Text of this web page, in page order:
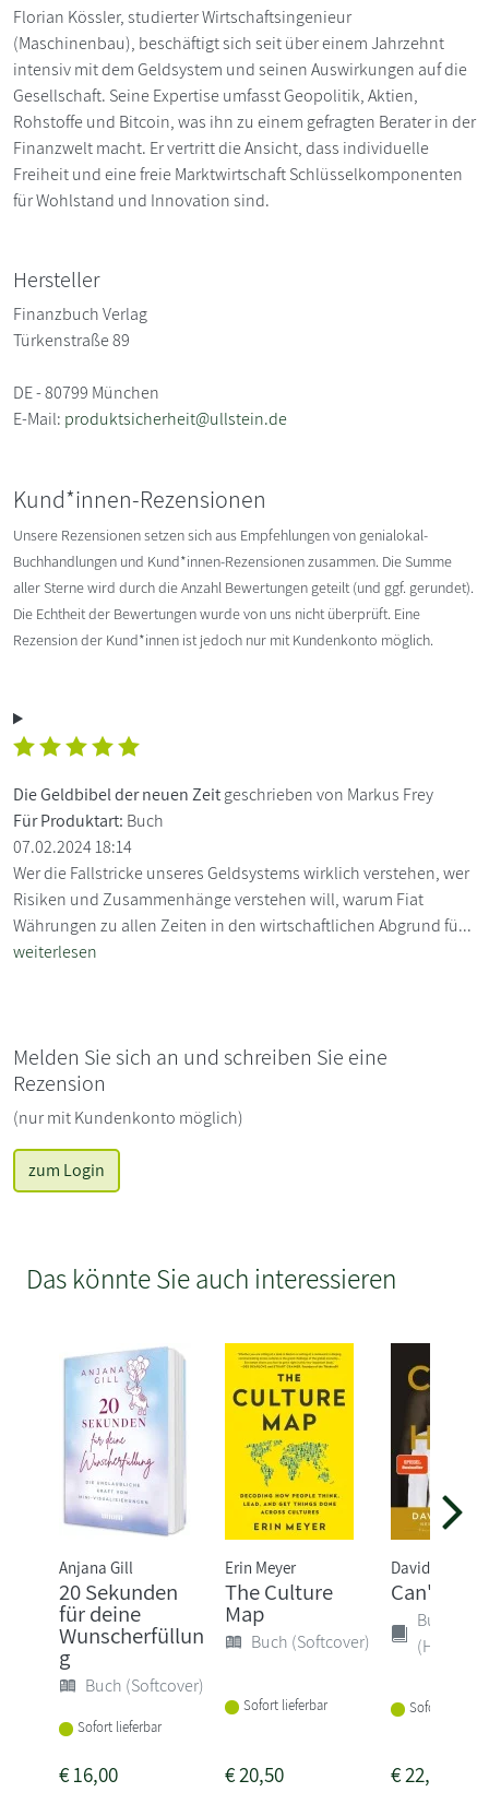
Florian Kössler, studierter Wirtschaftsingenieur
(Maschinenbau), beschäftigt sich seit über einem Jahrzehnt
intensiv mit dem Geldsystem und seinen Auswirkungen auf die
Gesellschaft. Seine Expertise umfasst Geopolitik, Aktien,
Rohstoffe und Bitcoin, was ihn zu einem gefragten Berater in der
Finanzwelt macht. Er vertritt die Ansicht, dass individuelle
Freiheit und eine freie Marktwirtschaft Schlüsselkomponenten
für Wohlstand und Innovation sind.
Hersteller
Finanzbuch Verlag
Türkenstraße 89
DE - 80799 München
E-Mail: produktsicherheit@ullstein.de
Kund*innen-Rezensionen
Unsere Rezensionen setzen sich aus Empfehlungen von genialokal-
Buchhandlungen und Kund*innen-Rezensionen zusammen. Die Summe
aller Sterne wird durch die Anzahl Bewertungen geteilt (und ggf. gerundet).
Die Echtheit der Bewertungen wurde von uns nicht überprüft. Eine
Rezension der Kund*innen ist jedoch nur mit Kundenkonto möglich.
Die Geldbibel der neuen Zeitgeschrieben von Markus Frey
Für Produktart: Buch
07.02.2024 18:14
Wer die Fallstricke unseres Geldsystems wirklich verstehen, wer
Risiken und Zusammenhänge verstehen will, warum Fiat
Währungen zu allen Zeiten in den wirtschaftlichen Abgrund fü...
weiterlesen
Melden Sie sich an und schreiben Sie eine
Rezension
(nur mit Kundenkonto möglich)
zum Login
Das könnte Sie auch interessieren
Anjana Gill
20 Sekunden
für deine
Wunscherfüllun
g
Buch (Softcover)
Sofort lieferbar
€16,00
Erin Meyer
The Culture
Map
Buch (Softcover)
Sofort lieferbar
€20,50
David Goggins
Can't Hurt
Buch
Sofort
€22,00